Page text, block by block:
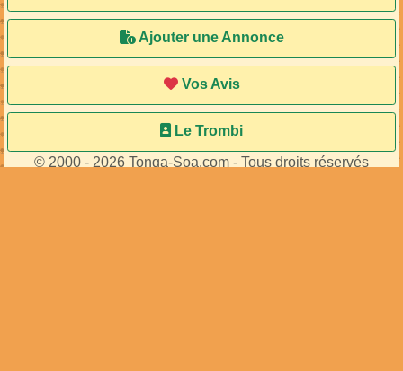
Ajouter une Annonce
Vos Avis
Le Trombi
© 2000 - 2026 Tonga-Soa.com - Tous droits réservés